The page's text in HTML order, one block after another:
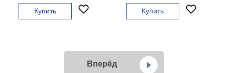
Купить Купить
Вперёд